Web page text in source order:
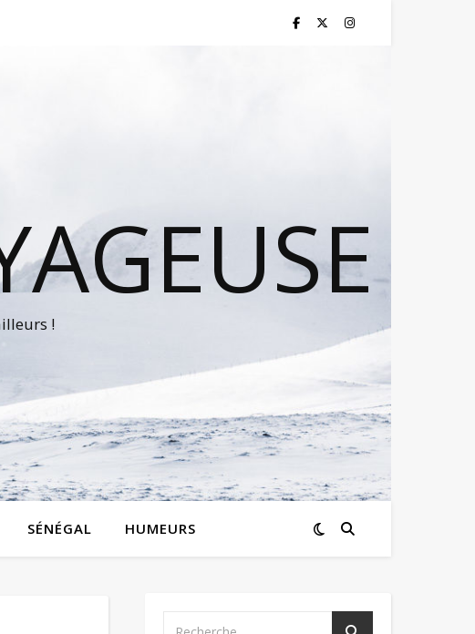
!
SÉNÉGAL HUMEURS